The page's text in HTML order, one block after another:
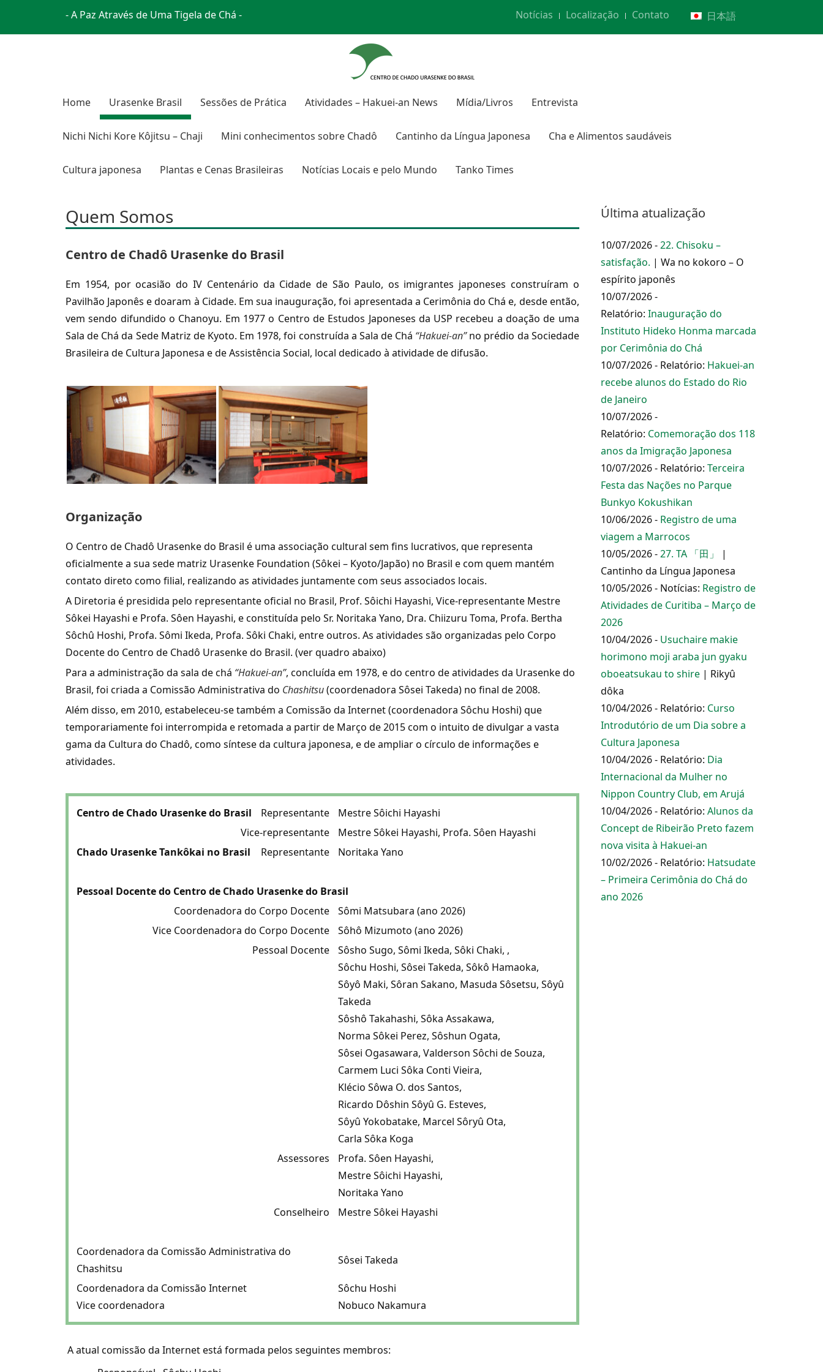
- A Paz Através de Uma Tigela de Chá - Notícias Localização Contato 日本語
Home Urasenke Brasil Sessões de Prática Atividades – Hakuei-an News Mídia/Livros Entrevista
Nichi Nichi Kore Kôjitsu – Chaji Mini conhecimentos sobre Chadô Cantinho da Língua Japonesa Cha e Alimentos saudáveis
Cultura japonesa Plantas e Cenas Brasileiras Notícias Locais e pelo Mundo Tanko Times
Quem Somos
Centro de Chadô Urasenke do Brasil
Em 1954, por ocasião do IV Centenário da Cidade de São Paulo, os imigrantes japoneses construíram o
Pavilhão Japonês e doaram à Cidade. Em sua inauguração, foi apresentada a Cerimônia do Chá e, desde então,
vem sendo difundido o Chanoyu. Em 1977 o Centro de Estudos Japoneses da USP recebeu a doação de uma
Sala de Chá da Sede Matriz de Kyoto. Em 1978, foi construída a Sala de Chá “Hakuei-an”no prédio da Sociedade
Brasileira de Cultura Japonesa e de Assistência Social, local dedicado à atividade de difusão.
Organização
O Centro de Chadô Urasenke do Brasil é uma associação cultural sem fins lucrativos, que representa
oficialmente a sua sede matriz Urasenke Foundation (Sôkei – Kyoto/Japão) no Brasil e com quem mantém
contato direto como filial, realizando as atividades juntamente com seus associados locais.
A Diretoria é presidida pelo representante oficial no Brasil, Prof. Sôichi Hayashi, Vice-representante Mestre
Sôkei Hayashi e Profa. Sôen Hayashi, e constituída pelo Sr. Noritaka Yano, Dra. Chiizuru Toma, Profa. Bertha
Sôchû Hoshi, Profa. Sômi Ikeda, Profa. Sôki Chaki, entre outros. As atividades são organizadas pelo Corpo
Docente do Centro de Chadô Urasenke do Brasil. (ver quadro abaixo)
Para a administração da sala de chá “Hakuei-an”, concluída em 1978, e do centro de atividades da Urasenke do
Brasil, foi criada a Comissão Administrativa do Chashitsu(coordenadora Sôsei Takeda) no final de 2008.
Além disso, em 2010, estabeleceu-se também a Comissão da Internet (coordenadora Sôchu Hoshi) que
temporariamente foi interrompida e retomada a partir de Março de 2015 com o intuito de divulgar a vasta
gama da Cultura do Chadô, como síntese da cultura japonesa, e de ampliar o círculo de informações e
atividades.
Centro de Chado Urasenke do Brasil Representante
Mestre Sôichi Hayashi
Vice-representante
Mestre Sôkei Hayashi, Profa. Sôen Hayashi
Chado Urasenke Tankôkai no Brasil
Representante Noritaka Yano
Pessoal Docente do Centro de Chado Urasenke do Brasil
Coordenadora do Corpo Docente
Sômi Matsubara (ano 2026)
Vice Coordenadora do Corpo Docente
Sôhô Mizumoto (ano 2026)
Pessoal Docente
Sôsho Sugo, Sômi Ikeda, Sôki Chaki, ,
Sôchu Hoshi, Sôsei Takeda, Sôkô Hamaoka,
Sôyô Maki, Sôran Sakano, Masuda Sôsetsu, Sôyû
Takeda
Sôshô Takahashi, Sôka Assakawa,
Norma Sôkei Perez, Sôshun Ogata,
Sôsei Ogasawara, Valderson Sôchi de Souza,
Carmem Luci Sôka Conti Vieira,
Klécio Sôwa O. dos Santos,
Ricardo Dôshin Sôyû G. Esteves,
Sôyû Yokobatake, Marcel Sôryû Ota,
Carla Sôka Koga
Assessores
Profa. Sôen Hayashi,
Mestre Sôichi Hayashi,
Noritaka Yano
Conselheiro
Mestre Sôkei Hayashi
Coordenadora da Comissão Administrativa do
Chashitsu
Sôsei Takeda
Coordenadora da Comissão Internet
Vice coordenadora
Sôchu Hoshi
Nobuco Nakamura
A atual comissão da Internet está formada pelos seguintes membros:
Última atualização
10/07/2026 -22. Chisoku –
satisfação. | Wa no kokoro – O
espírito japonês
10/07/2026 -
Relatório: Inauguração do
Instituto Hideko Honma marcada
por Cerimônia do Chá
10/07/2026 - Relatório: Hakuei-an
recebe alunos do Estado do Rio
de Janeiro
10/07/2026 -
Relatório: Comemoração dos 118
anos da Imigração Japonesa
10/07/2026 - Relatório: Terceira
Festa das Nações no Parque
Bunkyo Kokushikan
10/06/2026 - Registro de uma
viagem a Marrocos
10/05/2026 -27. TA 「田」
|
Cantinho da Língua Japonesa
10/05/2026 - Notícias: Registro de
Atividades de Curitiba – Março de
2026
10/04/2026 - Usuchaire makie
horimono moji araba jun gyaku
oboeatsukau to shire| Rikyû
dôka
10/04/2026 - Relatório: Curso
Introdutório de um Dia sobre a
Cultura Japonesa
10/04/2026 - Relatório: Dia
Internacional da Mulher no
Nippon Country Club, em Arujá
10/04/2026 - Relatório: Alunos da
Concept de Ribeirão Preto fazem
nova visita à Hakuei-an
10/02/2026 - Relatório: Hatsudate
– Primeira Cerimônia do Chá do
ano 2026